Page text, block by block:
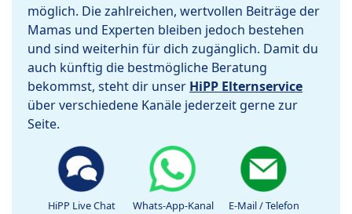
möglich. Die zahlreichen, wertvollen Beiträge der
Mamas und Experten bleiben jedoch bestehen
und sind weiterhin für dich zugänglich. Damit du
auch künftig die bestmögliche Beratung
bekommst, steht dir unser HiPP Elternservice
über verschiedene Kanäle jederzeit gerne zur
Seite.
HiPP Live Chat Whats-App-Kanal E-Mail / Telefon